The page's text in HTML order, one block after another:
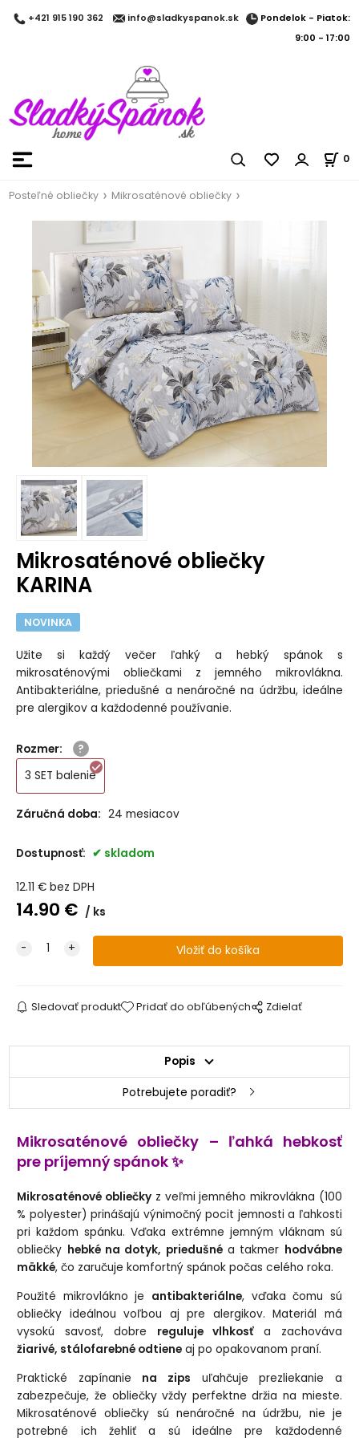
+421 915 190 362 info@sladkyspanok.sk
Pondelok - Piatok:
9:00 - 17:00
0
Posteľné obliečky Mikrosaténové obliečky
Mikrosaténové obliečky
KARINA
NOVINKA
Užite si každý večer ľahký a hebký spánok s
mikrosaténovými obliečkami z jemného mikrovlákna.
Antibakteriálne, priedušné a nenáročné na údržbu, ideálne
pre alergikov a každodenné používanie.
Rozmer:
3 SET balenie
Záručná doba: 24 mesiacov
Dostupnosť: skladom
12.11 € bez DPH
14.90 € ks
Sledovať produkt Pridať do obľúbených Zdielať
Popis
Potrebujete poradiť?
Mikrosaténové obliečky – ľahká hebkosť
pre príjemný spánok ✨
Mikrosaténové obliečkyz veľmi jemného mikrovlákna (100
% polyester) prinášajú výnimočný pocit jemnosti a ľahkosti
pri každom spánku. Vďaka extrémne jemným vláknam sú
obliečky hebké na dotyk, priedušnéa takmer hodvábne
mäkké, čo zaručuje komfortný spánok počas celého roka.
Použité mikrovlákno je antibakteriálne, vďaka čomu sú
obliečky ideálnou voľbou aj pre alergikov. Materiál má
vysokú savosť, dobre reguluje vlhkosťa zachováva
žiarivé, stálofarebné odtiene aj po opakovanom praní.
Praktické zapínanie na zips uľahčuje prezliekanie a
zabezpečuje, že obliečky vždy perfektne držia na mieste.
Mikrosaténové obliečky sú nenáročné na údržbu, nie je
potrebné ich žehliť a sú ideálne pre každodenné